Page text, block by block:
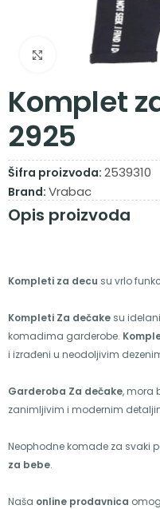
Zumiraj sliku
Komplet
2925
Šifra proizvoda: 2539310
Brand: Vrabac
Opis proizvoda
Kompleti za decu su vrlo
Kompleti Za dečake su
komadima garderobe.
i izrađeni u neodoljivim
Garderoba Za dečake, mora
zanimljivim i modernim
Neophodne komade za svaki
za bebe.
Naša online prodavnica